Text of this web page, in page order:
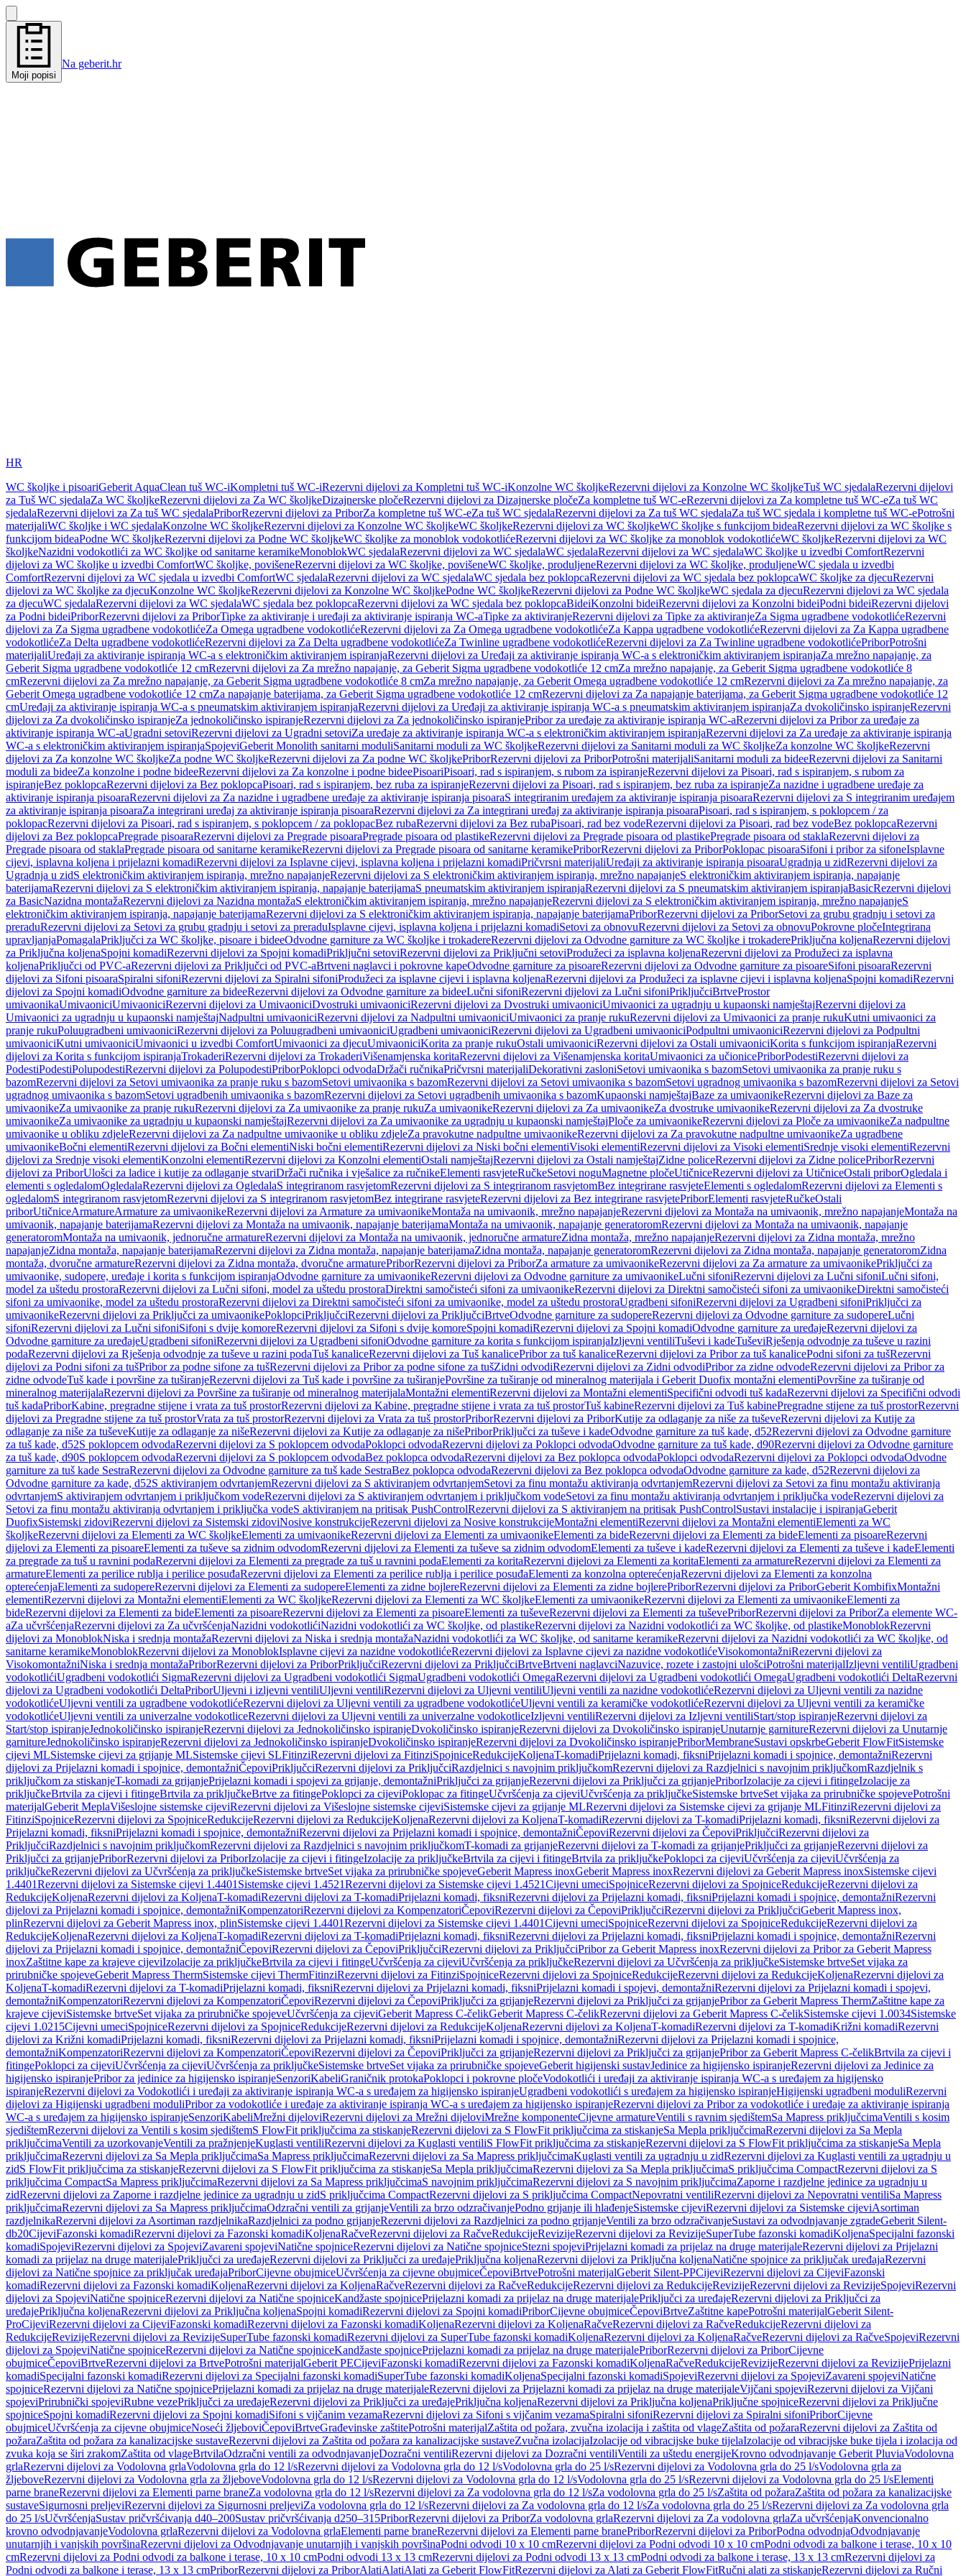
Moji popisi
Na geberit.hr
HR
WC školjke i pisoariGeberit AquaClean tuš WC-iKompletni tuš WC-iRezervni dijelovi za Kompletni tuš WC-iKonzolne WC školjkeRezervni dijelovi za Konzolne WC školjkeTuš WC sjedalaRezervni dijelovi
za Tuš WC sjedalaZa WC školjkeRezervni dijelovi za Za WC školjkeDizajnerske pločeRezervni dijelovi za Dizajnerske pločeZa kompletne tuš WC-eRezervni dijelovi za Za kompletne tuš WC-eZa tuš WC
sjedalaRezervni dijelovi za Za tuš WC sjedalaPriborRezervni dijelovi za PriborZa kompletne tuš WC-eZa tuš WC sjedalaRezervni dijelovi za Za tuš WC sjedalaZa tuš WC sjedala i kompletne tuš WC-ePotrošni
materijaliWC školjke i WC sjedalaKonzolne WC školjkeRezervni dijelovi za Konzolne WC školjkeWC školjkeRezervni dijelovi za WC školjkeWC školjke s funkcijom bideaRezervni dijelovi za WC školjke s
funkcijom bideaPodne WC školjkeRezervni dijelovi za Podne WC školjkeWC školjke za monoblok vodokotlićeRezervni dijelovi za WC školjke za monoblok vodokotlićeWC školjkeRezervni dijelovi za WC
školjkeNazidni vodokotlići za WC školjke od sanitarne keramikeMonoblokWC sjedalaRezervni dijelovi za WC sjedalaWC sjedalaRezervni dijelovi za WC sjedalaWC školjke u izvedbi ComfortRezervni
dijelovi za WC školjke u izvedbi ComfortWC školjke, povišeneRezervni dijelovi za WC školjke, povišeneWC školjke, produljeneRezervni dijelovi za WC školjke, produljeneWC sjedala u izvedbi
ComfortRezervni dijelovi za WC sjedala u izvedbi ComfortWC sjedalaRezervni dijelovi za WC sjedalaWC sjedala bez poklopcaRezervni dijelovi za WC sjedala bez poklopcaWC školjke za djecuRezervni
dijelovi za WC školjke za djecuKonzolne WC školjkeRezervni dijelovi za Konzolne WC školjkePodne WC školjkeRezervni dijelovi za Podne WC školjkeWC sjedala za djecuRezervni dijelovi za WC sjedala
za djecuWC sjedalaRezervni dijelovi za WC sjedalaWC sjedala bez poklopcaRezervni dijelovi za WC sjedala bez poklopcaBideiKonzolni bideiRezervni dijelovi za Konzolni bideiPodni bideiRezervni dijelovi
za Podni bideiPriborRezervni dijelovi za PriborTipke za aktiviranje i uređaji za aktiviranje ispiranja WC-aTipke za aktiviranjeRezervni dijelovi za Tipke za aktiviranjeZa Sigma ugradbene vodokotlićeRezervni
dijelovi za Za Sigma ugradbene vodokotlićeZa Omega ugradbene vodokotlićeRezervni dijelovi za Za Omega ugradbene vodokotlićeZa Kappa ugradbene vodokotlićeRezervni dijelovi za Za Kappa ugradbene
vodokotlićeZa Delta ugradbene vodokotlićeRezervni dijelovi za Za Delta ugradbene vodokotlićeZa Twinline ugradbene vodokotlićeRezervni dijelovi za Za Twinline ugradbene vodokotlićePriborPotrošni
materijaliUređaji za aktiviranje ispiranja WC-a s elektroničkim aktiviranjem ispiranjaRezervni dijelovi za Uređaji za aktiviranje ispiranja WC-a s elektroničkim aktiviranjem ispiranjaZa mrežno napajanje, za
Geberit Sigma ugradbene vodokotliće 12 cmRezervni dijelovi za Za mrežno napajanje, za Geberit Sigma ugradbene vodokotliće 12 cmZa mrežno napajanje, za Geberit Sigma ugradbene vodokotliće 8
cmRezervni dijelovi za Za mrežno napajanje, za Geberit Sigma ugradbene vodokotliće 8 cmZa mrežno napajanje, za Geberit Omega ugradbene vodokotliće 12 cmRezervni dijelovi za Za mrežno napajanje, za
Geberit Omega ugradbene vodokotliće 12 cmZa napajanje baterijama, za Geberit Sigma ugradbene vodokotliće 12 cmRezervni dijelovi za Za napajanje baterijama, za Geberit Sigma ugradbene vodokotliće 12
cmUređaji za aktiviranje ispiranja WC-a s pneumatskim aktiviranjem ispiranjaRezervni dijelovi za Uređaji za aktiviranje ispiranja WC-a s pneumatskim aktiviranjem ispiranjaZa dvokoličinsko ispiranjeRezervni
dijelovi za Za dvokoličinsko ispiranjeZa jednokoličinsko ispiranjeRezervni dijelovi za Za jednokoličinsko ispiranjePribor za uređaje za aktiviranje ispiranja WC-aRezervni dijelovi za Pribor za uređaje za
aktiviranje ispiranja WC-aUgradni setoviRezervni dijelovi za Ugradni setoviZa uređaje za aktiviranje ispiranja WC-a s elektroničkim aktiviranjem ispiranjaRezervni dijelovi za Za uređaje za aktiviranje ispiranja
WC-a s elektroničkim aktiviranjem ispiranjaSpojeviGeberit Monolith sanitarni moduliSanitarni moduli za WC školjkeRezervni dijelovi za Sanitarni moduli za WC školjkeZa konzolne WC školjkeRezervni
dijelovi za Za konzolne WC školjkeZa podne WC školjkeRezervni dijelovi za Za podne WC školjkePriborRezervni dijelovi za PriborPotrošni materijaliSanitarni moduli za bideeRezervni dijelovi za Sanitarni
moduli za bideeZa konzolne i podne bideeRezervni dijelovi za Za konzolne i podne bideePisoariPisoari, rad s ispiranjem, s rubom za ispiranjeRezervni dijelovi za Pisoari, rad s ispiranjem, s rubom za
ispiranjeBez poklopcaRezervni dijelovi za Bez poklopcaPisoari, rad s ispiranjem, bez ruba za ispiranjeRezervni dijelovi za Pisoari, rad s ispiranjem, bez ruba za ispiranjeZa nazidne i ugradbene uređaje za
aktiviranje ispiranja pisoaraRezervni dijelovi za Za nazidne i ugradbene uređaje za aktiviranje ispiranja pisoaraS integriranim uređajem za aktiviranje ispiranja pisoaraRezervni dijelovi za S integriranim uređajem
za aktiviranje ispiranja pisoaraZa integrirani uređaj za aktiviranje ispiranja pisoaraRezervni dijelovi za Za integrirani uređaj za aktiviranje ispiranja pisoaraPisoari, rad s ispiranjem, s poklopcem / za
poklopacRezervni dijelovi za Pisoari, rad s ispiranjem, s poklopcem / za poklopacBez rubaRezervni dijelovi za Bez rubaPisoari, rad bez vodeRezervni dijelovi za Pisoari, rad bez vodeBez poklopcaRezervni
dijelovi za Bez poklopcaPregrade pisoaraRezervni dijelovi za Pregrade pisoaraPregrade pisoara od plastikeRezervni dijelovi za Pregrade pisoara od plastikePregrade pisoara od staklaRezervni dijelovi za
Pregrade pisoara od staklaPregrade pisoara od sanitarne keramikeRezervni dijelovi za Pregrade pisoara od sanitarne keramikePriborRezervni dijelovi za PriborPoklopac pisoaraSifoni i pribor za sifoneIsplavne
cijevi, isplavna koljena i prijelazni komadiRezervni dijelovi za Isplavne cijevi, isplavna koljena i prijelazni komadiPričvrsni materijaliUređaji za aktiviranje ispiranja pisoaraUgradnja u zidRezervni dijelovi za
Ugradnja u zidS elektroničkim aktiviranjem ispiranja, mrežno napajanjeRezervni dijelovi za S elektroničkim aktiviranjem ispiranja, mrežno napajanjeS elektroničkim aktiviranjem ispiranja, napajanje
baterijamaRezervni dijelovi za S elektroničkim aktiviranjem ispiranja, napajanje baterijamaS pneumatskim aktiviranjem ispiranjaRezervni dijelovi za S pneumatskim aktiviranjem ispiranjaBasicRezervni dijelovi
za BasicNazidna montažaRezervni dijelovi za Nazidna montažaS elektroničkim aktiviranjem ispiranja, mrežno napajanjeRezervni dijelovi za S elektroničkim aktiviranjem ispiranja, mrežno napajanjeS
elektroničkim aktiviranjem ispiranja, napajanje baterijamaRezervni dijelovi za S elektroničkim aktiviranjem ispiranja, napajanje baterijamaPriborRezervni dijelovi za PriborSetovi za grubu gradnju i setovi za
preraduRezervni dijelovi za Setovi za grubu gradnju i setovi za preraduIsplavne cijevi, isplavna koljena i prijelazni komadiSetovi za obnovuRezervni dijelovi za Setovi za obnovuPokrovne pločeIntegrirana
upravljanjaPomagalaPriključci za WC školjke, pisoare i bideeOdvodne garniture za WC školjke i trokadereRezervni dijelovi za Odvodne garniture za WC školjke i trokaderePriključna koljenaRezervni dijelovi
za Priključna koljenaSpojni komadiRezervni dijelovi za Spojni komadiPriključni setoviRezervni dijelovi za Priključni setoviProdužeci za isplavna koljenaRezervni dijelovi za Produžeci za isplavna
koljenaPriključci od PVC-aRezervni dijelovi za Priključci od PVC-aBrtveni naglavci i pokrovne kapeOdvodne garniture za pisoareRezervni dijelovi za Odvodne garniture za pisoareSifoni pisoaraRezervni
dijelovi za Sifoni pisoaraSpiralni sifoniRezervni dijelovi za Spiralni sifoniProdužeci za isplavne cijevi i isplavna koljenaRezervni dijelovi za Produžeci za isplavne cijevi i isplavna koljenaSpojni komadiRezervni
dijelovi za Spojni komadiOdvodne garniture za bideeRezervni dijelovi za Odvodne garniture za bideeLučni sifoniRezervni dijelovi za Lučni sifoniPriključciBrtveProstor
umivaonikaUmivaoniciUmivaoniciRezervni dijelovi za UmivaoniciDvostruki umivaoniciRezervni dijelovi za Dvostruki umivaoniciUmivaonici za ugradnju u kupaonski namještajRezervni dijelovi za
Umivaonici za ugradnju u kupaonski namještajNadpultni umivaoniciRezervni dijelovi za Nadpultni umivaoniciUmivaonici za pranje rukuRezervni dijelovi za Umivaonici za pranje rukuKutni umivaonici za
pranje rukuPoluugradbeni umivaoniciRezervni dijelovi za Poluugradbeni umivaoniciUgradbeni umivaoniciRezervni dijelovi za Ugradbeni umivaoniciPodpultni umivaoniciRezervni dijelovi za Podpultni
umivaoniciKutni umivaoniciUmivaonici u izvedbi ComfortUmivaonici za djecuUmivaoniciKorita za pranje rukuOstali umivaoniciRezervni dijelovi za Ostali umivaoniciKorita s funkcijom ispiranjaRezervni
dijelovi za Korita s funkcijom ispiranjaTrokaderiRezervni dijelovi za TrokaderiVišenamjenska koritaRezervni dijelovi za Višenamjenska koritaUmivaonici za učionicePriborPodestiRezervni dijelovi za
PodestiPodestiPolupodestiRezervni dijelovi za PolupodestiPriborPoklopci odvodaDržači ručnikaPričvrsni materijaliDekorativni zasloniSetovi umivaonika s bazomSetovi umivaonika za pranje ruku s
bazomRezervni dijelovi za Setovi umivaonika za pranje ruku s bazomSetovi umivaonika s bazomRezervni dijelovi za Setovi umivaonika s bazomSetovi ugradnog umivaonika s bazomRezervni dijelovi za Setovi
ugradnog umivaonika s bazomSetovi ugradbenih umivaonika s bazomRezervni dijelovi za Setovi ugradbenih umivaonika s bazomKupaonski namještajBaze za umivaonikeRezervni dijelovi za Baze za
umivaonikeZa umivaonike za pranje rukuRezervni dijelovi za Za umivaonike za pranje rukuZa umivaonikeRezervni dijelovi za Za umivaonikeZa dvostruke umivaonikeRezervni dijelovi za Za dvostruke
umivaonikeZa umivaonike za ugradnju u kupaonski namještajRezervni dijelovi za Za umivaonike za ugradnju u kupaonski namještajPloče za umivaonikeRezervni dijelovi za Ploče za umivaonikeZa nadpultne
umivaonike u obliku zdjeleRezervni dijelovi za Za nadpultne umivaonike u obliku zdjeleZa pravokutne nadpultne umivaonikeRezervni dijelovi za Za pravokutne nadpultne umivaonikeZa ugradbene
umivaonikeBočni elementiRezervni dijelovi za Bočni elementiNiski bočni elementiRezervni dijelovi za Niski bočni elementiVisoki elementiRezervni dijelovi za Visoki elementiSrednje visoki elementiRezervni
dijelovi za Srednje visoki elementiKonzolni elementiRezervni dijelovi za Konzolni elementiOstali namještajRezervni dijelovi za Ostali namještajZidne policeRezervni dijelovi za Zidne policePriborRezervni
dijelovi za PriborUlošci za ladice i kutije za odlaganje stvariDržači ručnika i vješalice za ručnikeElementi rasvjeteRučkeSetovi noguMagnetne pločeUtičniceRezervni dijelovi za UtičniceOstali priborOgledala i
elementi s ogledalomOgledalaRezervni dijelovi za OgledalaS integriranom rasvjetomRezervni dijelovi za S integriranom rasvjetomBez integrirane rasvjeteElementi s ogledalomRezervni dijelovi za Elementi s
ogledalomS integriranom rasvjetomRezervni dijelovi za S integriranom rasvjetomBez integrirane rasvjeteRezervni dijelovi za Bez integrirane rasvjetePriborElementi rasvjeteRučkeOstali
priborUtičniceArmatureArmature za umivaonikeRezervni dijelovi za Armature za umivaonikeMontaža na umivaonik, mrežno napajanjeRezervni dijelovi za Montaža na umivaonik, mrežno napajanjeMontaža na
umivaonik, napajanje baterijamaRezervni dijelovi za Montaža na umivaonik, napajanje baterijamaMontaža na umivaonik, napajanje generatoromRezervni dijelovi za Montaža na umivaonik, napajanje
generatoromMontaža na umivaonik, jednoručne armatureRezervni dijelovi za Montaža na umivaonik, jednoručne armatureZidna montaža, mrežno napajanjeRezervni dijelovi za Zidna montaža, mrežno
napajanjeZidna montaža, napajanje baterijamaRezervni dijelovi za Zidna montaža, napajanje baterijamaZidna montaža, napajanje generatoromRezervni dijelovi za Zidna montaža, napajanje generatoromZidna
montaža, dvoručne armatureRezervni dijelovi za Zidna montaža, dvoručne armaturePriborRezervni dijelovi za PriborZa armature za umivaonikeRezervni dijelovi za Za armature za umivaonikePriključci za
umivaonike, sudopere, uređaje i korita s funkcijom ispiranjaOdvodne garniture za umivaonikeRezervni dijelovi za Odvodne garniture za umivaonikeLučni sifoniRezervni dijelovi za Lučni sifoniLučni sifoni,
model za uštedu prostoraRezervni dijelovi za Lučni sifoni, model za uštedu prostoraDirektni samočisteći sifoni za umivaonikeRezervni dijelovi za Direktni samočisteći sifoni za umivaonikeDirektni samočisteći
sifoni za umivaonike, model za uštedu prostoraRezervni dijelovi za Direktni samočisteći sifoni za umivaonike, model za uštedu prostoraUgradbeni sifoniRezervni dijelovi za Ugradbeni sifoniPriključci za
umivaonikeRezervni dijelovi za Priključci za umivaonikePoklopciPriključciRezervni dijelovi za PriključciBrtveOdvodne garniture za sudopereRezervni dijelovi za Odvodne garniture za sudopereLučni
sifoniRezervni dijelovi za Lučni sifoniSifoni s dvije komoreRezervni dijelovi za Sifoni s dvije komoreSpojni komadiRezervni dijelovi za Spojni komadiOdvodne garniture za uređajeRezervni dijelovi za
Odvodne garniture za uređajeUgradbeni sifoniRezervni dijelovi za Ugradbeni sifoniOdvodne garniture za korita s funkcijom ispiranjaIzljevni ventiliTuševi i kadeTuševiRješenja odvodnje za tuševe u razini
podaRezervni dijelovi za Rješenja odvodnje za tuševe u razini podaTuš kanaliceRezervni dijelovi za Tuš kanalicePribor za tuš kanaliceRezervni dijelovi za Pribor za tuš kanalicePodni sifoni za tušRezervni
dijelovi za Podni sifoni za tušPribor za podne sifone za tušRezervni dijelovi za Pribor za podne sifone za tušZidni odvodiRezervni dijelovi za Zidni odvodiPribor za zidne odvodeRezervni dijelovi za Pribor za
zidne odvodeTuš kade i površine za tuširanjeRezervni dijelovi za Tuš kade i površine za tuširanjePovršine za tuširanje od mineralnog materijala i Geberit Duofix montažni elementiPovršine za tuširanje od
mineralnog materijalaRezervni dijelovi za Površine za tuširanje od mineralnog materijalaMontažni elementiRezervni dijelovi za Montažni elementiSpecifični odvodi tuš kadaRezervni dijelovi za Specifični odvodi
tuš kadaPriborKabine, pregradne stijene i vrata za tuš prostorRezervni dijelovi za Kabine, pregradne stijene i vrata za tuš prostorTuš kabineRezervni dijelovi za Tuš kabinePregradne stijene za tuš prostorRezervni
dijelovi za Pregradne stijene za tuš prostorVrata za tuš prostorRezervni dijelovi za Vrata za tuš prostorPriborRezervni dijelovi za PriborKutije za odlaganje za niše za tuševeRezervni dijelovi za Kutije za
odlaganje za niše za tuševeKutije za odlaganje za nišeRezervni dijelovi za Kutije za odlaganje za nišePriborPriključci za tuševe i kadeOdvodne garniture za tuš kade, d52Rezervni dijelovi za Odvodne garniture
za tuš kade, d52S poklopcem odvodaRezervni dijelovi za S poklopcem odvodaPoklopci odvodaRezervni dijelovi za Poklopci odvodaOdvodne garniture za tuš kade, d90Rezervni dijelovi za Odvodne garniture
za tuš kade, d90S poklopcem odvodaRezervni dijelovi za S poklopcem odvodaBez poklopca odvodaRezervni dijelovi za Bez poklopca odvodaPoklopci odvodaRezervni dijelovi za Poklopci odvodaOdvodne
garniture za tuš kade SestraRezervni dijelovi za Odvodne garniture za tuš kade SestraBez poklopca odvodaRezervni dijelovi za Bez poklopca odvodaOdvodne garniture za kade, d52Rezervni dijelovi za
Odvodne garniture za kade, d52S aktiviranjem odvrtanjemRezervni dijelovi za S aktiviranjem odvrtanjemSetovi za finu montažu aktiviranja odvrtanjemRezervni dijelovi za Setovi za finu montažu aktiviranja
odvrtanjemS aktiviranjem odvrtanjem i priključkom vodeRezervni dijelovi za S aktiviranjem odvrtanjem i priključkom vodeSetovi za finu montažu aktiviranja odvrtanjem i priključka vodeRezervni dijelovi za
Setovi za finu montažu aktiviranja odvrtanjem i priključka vodeS aktiviranjem na pritisak PushControlRezervni dijelovi za S aktiviranjem na pritisak PushControlSustavi instalacije i ispiranjaGeberit
DuofixSistemski zidoviRezervni dijelovi za Sistemski zidoviNosive konstrukcijeRezervni dijelovi za Nosive konstrukcijeMontažni elementiRezervni dijelovi za Montažni elementiElementi za WC
školjkeRezervni dijelovi za Elementi za WC školjkeElementi za umivaonikeRezervni dijelovi za Elementi za umivaonikeElementi za bideRezervni dijelovi za Elementi za bideElementi za pisoareRezervni
dijelovi za Elementi za pisoareElementi za tuševe sa zidnim odvodomRezervni dijelovi za Elementi za tuševe sa zidnim odvodomElementi za tuševe i kadeRezervni dijelovi za Elementi za tuševe i kadeElementi
za pregrade za tuš u ravnini podaRezervni dijelovi za Elementi za pregrade za tuš u ravnini podaElementi za koritaRezervni dijelovi za Elementi za koritaElementi za armatureRezervni dijelovi za Elementi za
armatureElementi za perilice rublja i perilice posuđaRezervni dijelovi za Elementi za perilice rublja i perilice posuđaElementi za konzolna opterećenjaRezervni dijelovi za Elementi za konzolna
opterećenjaElementi za sudopereRezervni dijelovi za Elementi za sudopereElementi za zidne bojlereRezervni dijelovi za Elementi za zidne bojlerePriborRezervni dijelovi za PriborGeberit KombifixMontažni
elementiRezervni dijelovi za Montažni elementiElementi za WC školjkeRezervni dijelovi za Elementi za WC školjkeElementi za umivaonikeRezervni dijelovi za Elementi za umivaonikeElementi za
bideRezervni dijelovi za Elementi za bideElementi za pisoareRezervni dijelovi za Elementi za pisoareElementi za tuševeRezervni dijelovi za Elementi za tuševePriborRezervni dijelovi za PriborZa elemente WC-
aZa učvršćenjaRezervni dijelovi za Za učvršćenjaNazidni vodokotlićiNazidni vodokotlići za WC školjke, od plastikeRezervni dijelovi za Nazidni vodokotlići za WC školjke, od plastikeMonoblokRezervni
dijelovi za MonoblokNiska i srednja montažaRezervni dijelovi za Niska i srednja montažaNazidni vodokotlići za WC školjke, od sanitarne keramikeRezervni dijelovi za Nazidni vodokotlići za WC školjke, od
sanitarne keramikeMonoblokRezervni dijelovi za MonoblokIsplavne cijevi za nazidne vodokotlićeRezervni dijelovi za Isplavne cijevi za nazidne vodokotlićeVisokomontažniRezervni dijelovi za
VisokomontažniNiska i srednja montažaPriborRezervni dijelovi za PriborPriključciRezervni dijelovi za PriključciBrtveBrtveni naglavciNazuvice, rozete i zastojni ulošciPotrošni materijalIzljevni ventiliUgradbeni
vodokotlićiUgradbeni vodokotlići SigmaRezervni dijelovi za Ugradbeni vodokotlići SigmaUgradbeni vodokotlići OmegaRezervni dijelovi za Ugradbeni vodokotlići OmegaUgradbeni vodokotlići DeltaRezervni
dijelovi za Ugradbeni vodokotlići DeltaPriborUljevni i izljevni ventiliUljevni ventiliRezervni dijelovi za Uljevni ventiliUljevni ventili za nazidne vodokotlićeRezervni dijelovi za Uljevni ventili za nazidne
vodokotlićeUljevni ventili za ugradbene vodokotlićeRezervni dijelovi za Uljevni ventili za ugradbene vodokotlićeUljevni ventili za keramičke vodokotlićeRezervni dijelovi za Uljevni ventili za keramičke
vodokotlićeUljevni ventili za univerzalne vodokotliceRezervni dijelovi za Uljevni ventili za univerzalne vodokotliceIzljevni ventiliRezervni dijelovi za Izljevni ventiliStart/stop ispiranjeRezervni dijelovi za
Start/stop ispiranjeJednokoličinsko ispiranjeRezervni dijelovi za Jednokoličinsko ispiranjeDvokoličinsko ispiranjeRezervni dijelovi za Dvokoličinsko ispiranjeUnutarnje garnitureRezervni dijelovi za Unutarnje
garnitureJednokoličinsko ispiranjeRezervni dijelovi za Jednokoličinsko ispiranjeDvokoličinsko ispiranjeRezervni dijelovi za Dvokoličinsko ispiranjePriborMembraneSustavi opskrbeGeberit FlowFitSistemske
cijevi MLSistemske cijevi za grijanje MLSistemske cijevi SLFitinziRezervni dijelovi za FitinziSpojniceRedukcijeKoljenaT-komadiPrijelazni komadi, fiksniPrijelazni komadi i spojnice, demontažniRezervni
dijelovi za Prijelazni komadi i spojnice, demontažniČepoviPriključciRezervni dijelovi za PriključciRazdjelnici s navojnim priključkomRezervni dijelovi za Razdjelnici s navojnim priključkomRazdjelnik s
priključkom za stiskanjeT-komadi za grijanjePrijelazni komadi i spojevi za grijanje, demontažniPriključci za grijanjeRezervni dijelovi za Priključci za grijanjePriborIzolacije za cijevi i fitingeIzolacije za
priključkeBrtvila za cijevi i fitingeBrtvila za priključkeBrtve za fitingePoklopci za cijeviPoklopac za fitingeUčvršćenja za cijeviUčvršćenja za priključkeSistemske brtveSet vijaka za prirubničke spojevePotrošni
materijalGeberit MeplaVišeslojne sistemske cijeviRezervni dijelovi za Višeslojne sistemske cijeviSistemske cijevi za grijanje MLRezervni dijelovi za Sistemske cijevi za grijanje MLFitinziRezervni dijelovi za
FitinziSpojniceRezervni dijelovi za SpojniceRedukcijeRezervni dijelovi za RedukcijeKoljenaRezervni dijelovi za KoljenaT-komadiRezervni dijelovi za T-komadiPrijelazni komadi, fiksniRezervni dijelovi za
Prijelazni komadi, fiksniPrijelazni komadi i spojnice, demontažniRezervni dijelovi za Prijelazni komadi i spojnice, demontažniČepoviRezervni dijelovi za ČepoviPriključciRezervni dijelovi za
PriključciRazdjelnici s navojnim priključkomRezervni dijelovi za Razdjelnici s navojnim priključkomT-komadi za grijanjeRezervni dijelovi za T-komadi za grijanjePriključci za grijanjeRezervni dijelovi za
Priključci za grijanjePriborRezervni dijelovi za PriborIzolacije za cijevi i fitingeIzolacije za priključkeBrtvila za cijevi i fitingeBrtvila za priključkePoklopci za cijeviUčvršćenja za cijeviUčvršćenja za
priključkeRezervni dijelovi za Učvršćenja za priključkeSistemske brtveSet vijaka za prirubničke spojeveGeberit Mapress inoxGeberit Mapress inoxRezervni dijelovi za Geberit Mapress inoxSistemske cijevi
1.4401Rezervni dijelovi za Sistemske cijevi 1.4401 Sistemske cijevi 1.4521Rezervni dijelovi za Sistemske cijevi 1.4521Cijevni umeciSpojniceRezervni dijelovi za SpojniceRedukcijeRezervni dijelovi za
RedukcijeKoljenaRezervni dijelovi za KoljenaT-komadiRezervni dijelovi za T-komadiPrijelazni komadi, fiksniRezervni dijelovi za Prijelazni komadi, fiksniPrijelazni komadi i spojnice, demontažniRezervni
dijelovi za Prijelazni komadi i spojnice, demontažniKompenzatoriRezervni dijelovi za KompenzatoriČepoviRezervni dijelovi za ČepoviPriključciRezervni dijelovi za PriključciGeberit Mapress inox,
plinRezervni dijelovi za Geberit Mapress inox, plinSistemske cijevi 1.4401Rezervni dijelovi za Sistemske cijevi 1.4401Cijevni umeciSpojniceRezervni dijelovi za SpojniceRedukcijeRezervni dijelovi za
RedukcijeKoljenaRezervni dijelovi za KoljenaT-komadiRezervni dijelovi za T-komadiPrijelazni komadi, fiksniRezervni dijelovi za Prijelazni komadi, fiksniPrijelazni komadi i spojnice, demontažniRezervni
dijelovi za Prijelazni komadi i spojnice, demontažniČepoviRezervni dijelovi za ČepoviPriključciRezervni dijelovi za PriključciPribor za Geberit Mapress inoxRezervni dijelovi za Pribor za Geberit Mapress
inoxZaštitne kape za krajeve cijeviIzolacije za priključkeBrtvila za cijevi i fitingeUčvršćenja za cijeviUčvršćenja za priključkeRezervni dijelovi za Učvršćenja za priključkeSistemske brtveSet vijaka za
prirubničke spojeveGeberit Mapress ThermSistemske cijevi ThermFitinziRezervni dijelovi za FitinziSpojniceRezervni dijelovi za SpojniceRedukcijeRezervni dijelovi za RedukcijeKoljenaRezervni dijelovi za
KoljenaT-komadiRezervni dijelovi za T-komadiPrijelazni komadi, fiksniRezervni dijelovi za Prijelazni komadi, fiksniPrijelazni komadi i spojevi, demontažniRezervni dijelovi za Prijelazni komadi i spojevi,
demontažniKompenzatoriRezervni dijelovi za KompenzatoriČepoviRezervni dijelovi za ČepoviPriključci za grijanjeRezervni dijelovi za Priključci za grijanjePribor za Geberit Mapress ThermZaštitne kape za
krajeve cijeviSistemske brtveSet vijaka za prirubničke spojeveUčvršćenja za cijeviGeberit Mapress C-čelikGeberit Mapress C-čelikRezervni dijelovi za Geberit Mapress C-čelikSistemske cijevi 1.0034Sistemske
cijevi 1.0215Cijevni umeciSpojniceRezervni dijelovi za SpojniceRedukcijeRezervni dijelovi za RedukcijeKoljenaRezervni dijelovi za KoljenaT-komadiRezervni dijelovi za T-komadiKrižni komadiRezervni
dijelovi za Križni komadiPrijelazni komadi, fiksniRezervni dijelovi za Prijelazni komadi, fiksniPrijelazni komadi i spojnice, demontažniRezervni dijelovi za Prijelazni komadi i spojnice,
demontažniKompenzatoriRezervni dijelovi za KompenzatoriČepoviRezervni dijelovi za ČepoviPriključci za grijanjeRezervni dijelovi za Priključci za grijanjePribor za Geberit Mapress C-čelikBrtvila za cijevi i
fitingePoklopci za cijeviUčvršćenja za cijeviUčvršćenja za priključkeSistemske brtveSet vijaka za prirubničke spojeveGeberit higijenski sustavJedinice za higijensko ispiranjeRezervni dijelovi za Jedinice za
higijensko ispiranjePribor za jedinice za higijensko ispiranjeSenzoriKabeliGraničnik protokaPoklopci i pokrovne pločeVodokotlići i uređaji za aktiviranje ispiranja WC-a s uređajem za higijensko
ispiranjeRezervni dijelovi za Vodokotlići i uređaji za aktiviranje ispiranja WC-a s uređajem za higijensko ispiranjeUgradbeni vodokotlići s uređajem za higijensko ispiranjeHigijenski ugradbeni moduliRezervni
dijelovi za Higijenski ugradbeni moduliPribor za vodokotliće i uređaje za aktiviranje ispiranja WC-a s uređajem za higijensko ispiranjeRezervni dijelovi za Pribor za vodokotliće i uređaje za aktiviranje ispiranja
WC-a s uređajem za higijensko ispiranjeSenzoriKabeliMrežni dijeloviRezervni dijelovi za Mrežni dijeloviMrežne komponenteCijevne armatureVentili s ravnim sjedištemSa Mapress priključcimaVentili s kosim
sjedištemRezervni dijelovi za Ventili s kosim sjedištemS FlowFit priključcima za stiskanjeRezervni dijelovi za S FlowFit priključcima za stiskanjeSa Mepla priključcimaRezervni dijelovi za Sa Mepla
priključcimaVentili za uzorkovanjeVentili za pražnjenjeKuglasti ventiliRezervni dijelovi za Kuglasti ventiliS FlowFit priključcima za stiskanjeRezervni dijelovi za S FlowFit priključcima za stiskanjeSa Mepla
priključcimaRezervni dijelovi za Sa Mepla priključcimaSa Mapress priključcimaRezervni dijelovi za Sa Mapress priključcimaKuglasti ventili za ugradnju u zidRezervni dijelovi za Kuglasti ventili za ugradnju u
zidS FlowFit priključcima za stiskanjeRezervni dijelovi za S FlowFit priključcima za stiskanjeSa Mepla priključcimaRezervni dijelovi za Sa Mepla priključcimaS priključcima CompactRezervni dijelovi za S
priključcima CompactSa Mapress priključcimaRezervni dijelovi za Sa Mapress priključcimaS navojnim priključcimaRezervni dijelovi za S navojnim priključcimaZaporne i razdjelne jedinice za ugradnju u
zidRezervni dijelovi za Zaporne i razdjelne jedinice za ugradnju u zidS priključcima CompactRezervni dijelovi za S priključcima CompactNepovratni ventiliRezervni dijelovi za Nepovratni ventiliSa Mapress
priključcimaRezervni dijelovi za Sa Mapress priključcimaOdzračni ventili za grijanjeVentili za brzo odzračivanjePodno grijanje ili hlađenjeSistemske cijeviRezervni dijelovi za Sistemske cijeviAsortiman
razdjelnikaRezervni dijelovi za Asortiman razdjelnikaRazdjelnici za podno grijanjeRezervni dijelovi za Razdjelnici za podno grijanjeVentili za brzo odzračivanjeSustavi za odvodnjavanje zgradeGeberit Silent-
db20CijeviFazonski komadiRezervni dijelovi za Fazonski komadiKoljenaRačveRezervni dijelovi za RačveRedukcijeRevizijeRezervni dijelovi za RevizijeSuperTube fazonski komadiKoljenaSpecijalni fazonski
komadiSpojeviRezervni dijelovi za SpojeviZavareni spojeviNatične spojniceRezervni dijelovi za Natične spojniceStezni spojeviPrijelazni komadi za prijelaz na druge materijaleRezervni dijelovi za Prijelazni
komadi za prijelaz na druge materijalePriključci za uređajeRezervni dijelovi za Priključci za uređajePriključna koljenaRezervni dijelovi za Priključna koljenaNatične spojnice za priključak uređajaRezervni
dijelovi za Natične spojnice za priključak uređajaPriborCijevne obujmiceUčvršćenja za cijevne obujmiceČepoviBrtvePotrošni materijalGeberit Silent-PPCijeviRezervni dijelovi za CijeviFazonski
komadiRezervni dijelovi za Fazonski komadiKoljenaRezervni dijelovi za KoljenaRačveRezervni dijelovi za RačveRedukcijeRezervni dijelovi za RedukcijeRevizijeRezervni dijelovi za RevizijeSpojeviRezervni
dijelovi za SpojeviNatične spojniceRezervni dijelovi za Natične spojniceKandžaste spojnicePrijelazni komadi za prijelaz na druge materijalePriključci za uređajeRezervni dijelovi za Priključci za
uređajePriključna koljenaRezervni dijelovi za Priključna koljenaSpojni komadiRezervni dijelovi za Spojni komadiPriborCijevne obujmiceČepoviBrtveZaštitne kapePotrošni materijalGeberit Silent-
ProCijeviRezervni dijelovi za CijeviFazonski komadiRezervni dijelovi za Fazonski komadiKoljenaRezervni dijelovi za KoljenaRačveRezervni dijelovi za RačveRedukcijeRezervni dijelovi za
RedukcijeRevizijeRezervni dijelovi za RevizijeSuperTube fazonski komadiRezervni dijelovi za SuperTube fazonski komadiKoljenaRezervni dijelovi za KoljenaRačveRezervni dijelovi za RačveSpojeviRezervni
dijelovi za SpojeviNatične spojniceRezervni dijelovi za Natične spojniceKandžaste spojnicePrijelazni komadi za prijelaz na druge materijalePriborRezervni dijelovi za PriborCijevne
obujmiceČepoviBrtveRezervni dijelovi za BrtvePotrošni materijalGeberit PECijeviFazonski komadiRezervni dijelovi za Fazonski komadiKoljenaRačveRedukcijeRevizijeRezervni dijelovi za RevizijePrijelazni
komadiSpecijalni fazonski komadiRezervni dijelovi za Specijalni fazonski komadiSuperTube fazonski komadiKoljenaSpecijalni fazonski komadiSpojeviRezervni dijelovi za SpojeviZavareni spojeviNatične
spojniceRezervni dijelovi za Natične spojnicePrijelazni komadi za prijelaz na druge materijaleRezervni dijelovi za Prijelazni komadi za prijelaz na druge materijaleVijčani spojeviRezervni dijelovi za Vijčani
spojeviPrirubnički spojeviRubne vezePriključci za uređajeRezervni dijelovi za Priključci za uređajePriključna koljenaRezervni dijelovi za Priključna koljenaPriključne spojniceRezervni dijelovi za Priključne
spojniceSpojni komadiRezervni dijelovi za Spojni komadiSifoni s vijčanim vezamaRezervni dijelovi za Sifoni s vijčanim vezamaSpiralni sifoniRezervni dijelovi za Spiralni sifoniPriborCijevne
obujmiceUčvršćenja za cijevne obujmiceNoseći žljeboviČepoviBrtveGrađevinske zaštitePotrošni materijalZaštita od požara, zvučna izolacija i zaštita od vlageZaštita od požaraRezervni dijelovi za Zaštita od
požaraZaštita od požara za kanalizacijske sustaveRezervni dijelovi za Zaštita od požara za kanalizacijske sustaveZvučna izolacijaIzolacije od vibracijske buke tijelaIzolacije od vibracijske buke tijela i izolacija od
zvuka koja se širi zrakomZaštita od vlageBrtvilaOdzračni ventili za odvodnjavanjeDozračni ventiliRezervni dijelovi za Dozračni ventiliVentili za uštedu energijeKrovno odvodnjavanje Geberit PluviaVodolovna
grlaRezervni dijelovi za Vodolovna grlaVodolovna grla do 12 l/sRezervni dijelovi za Vodolovna grla do 12 l/sVodolovna grla do 25 l/sRezervni dijelovi za Vodolovna grla do 25 l/sVodolovna grla za
žljeboveRezervni dijelovi za Vodolovna grla za žljeboveVodolovna grla do 12 l/sRezervni dijelovi za Vodolovna grla do 12 l/sVodolovna grla do 25 l/sRezervni dijelovi za Vodolovna grla do 25 l/sElementi
parne braneRezervni dijelovi za Elementi parne braneZa vodolovna grla do 12 l/sRezervni dijelovi za Za vodolovna grla do 12 l/sZa vodolovna grla do 25 l/sZaštita od požaraZaštita od požara za kanalizacijske
sustaveSigurnosni preljeviRezervni dijelovi za Sigurnosni preljeviZa vodolovna grla do 12 l/sRezervni dijelovi za Za vodolovna grla do 12 l/sZa vodolovna grla do 25 l/sRezervni dijelovi za Za vodolovna grla
do 25 l/sUčvršćenjaSustav pričvršćivanja d40–200Sustav pričvršćivanja d250–315PriborRezervni dijelovi za PriborZa vodolovna grlaRezervni dijelovi za Za vodolovna grlaZa učvršćenjaKonvencionalno
krovno odvodnjavanjeVodolovna grlaRezervni dijelovi za Vodolovna grlaElementi parne braneRezervni dijelovi za Elementi parne branePriborRezervni dijelovi za PriborPodna odvodnjaOdvodnjavanje
unutarnjih i vanjskih površinaRezervni dijelovi za Odvodnjavanje unutarnjih i vanjskih površinaPodni odvodi 10 x 10 cmRezervni dijelovi za Podni odvodi 10 x 10 cmPodni odvodi za balkone i terase, 10 x 10
cmRezervni dijelovi za Podni odvodi za balkone i terase, 10 x 10 cmPodni odvodi 13 x 13 cmRezervni dijelovi za Podni odvodi 13 x 13 cmPodni odvodi za balkone i terase, 13 x 13 cmRezervni dijelovi za
Podni odvodi za balkone i terase, 13 x 13 cmPriborRezervni dijelovi za PriborAlatiAlatiAlati za Geberit FlowFitRezervni dijelovi za Alati za Geberit FlowFitRučni alati za stiskanjeRezervni dijelovi za Ručni